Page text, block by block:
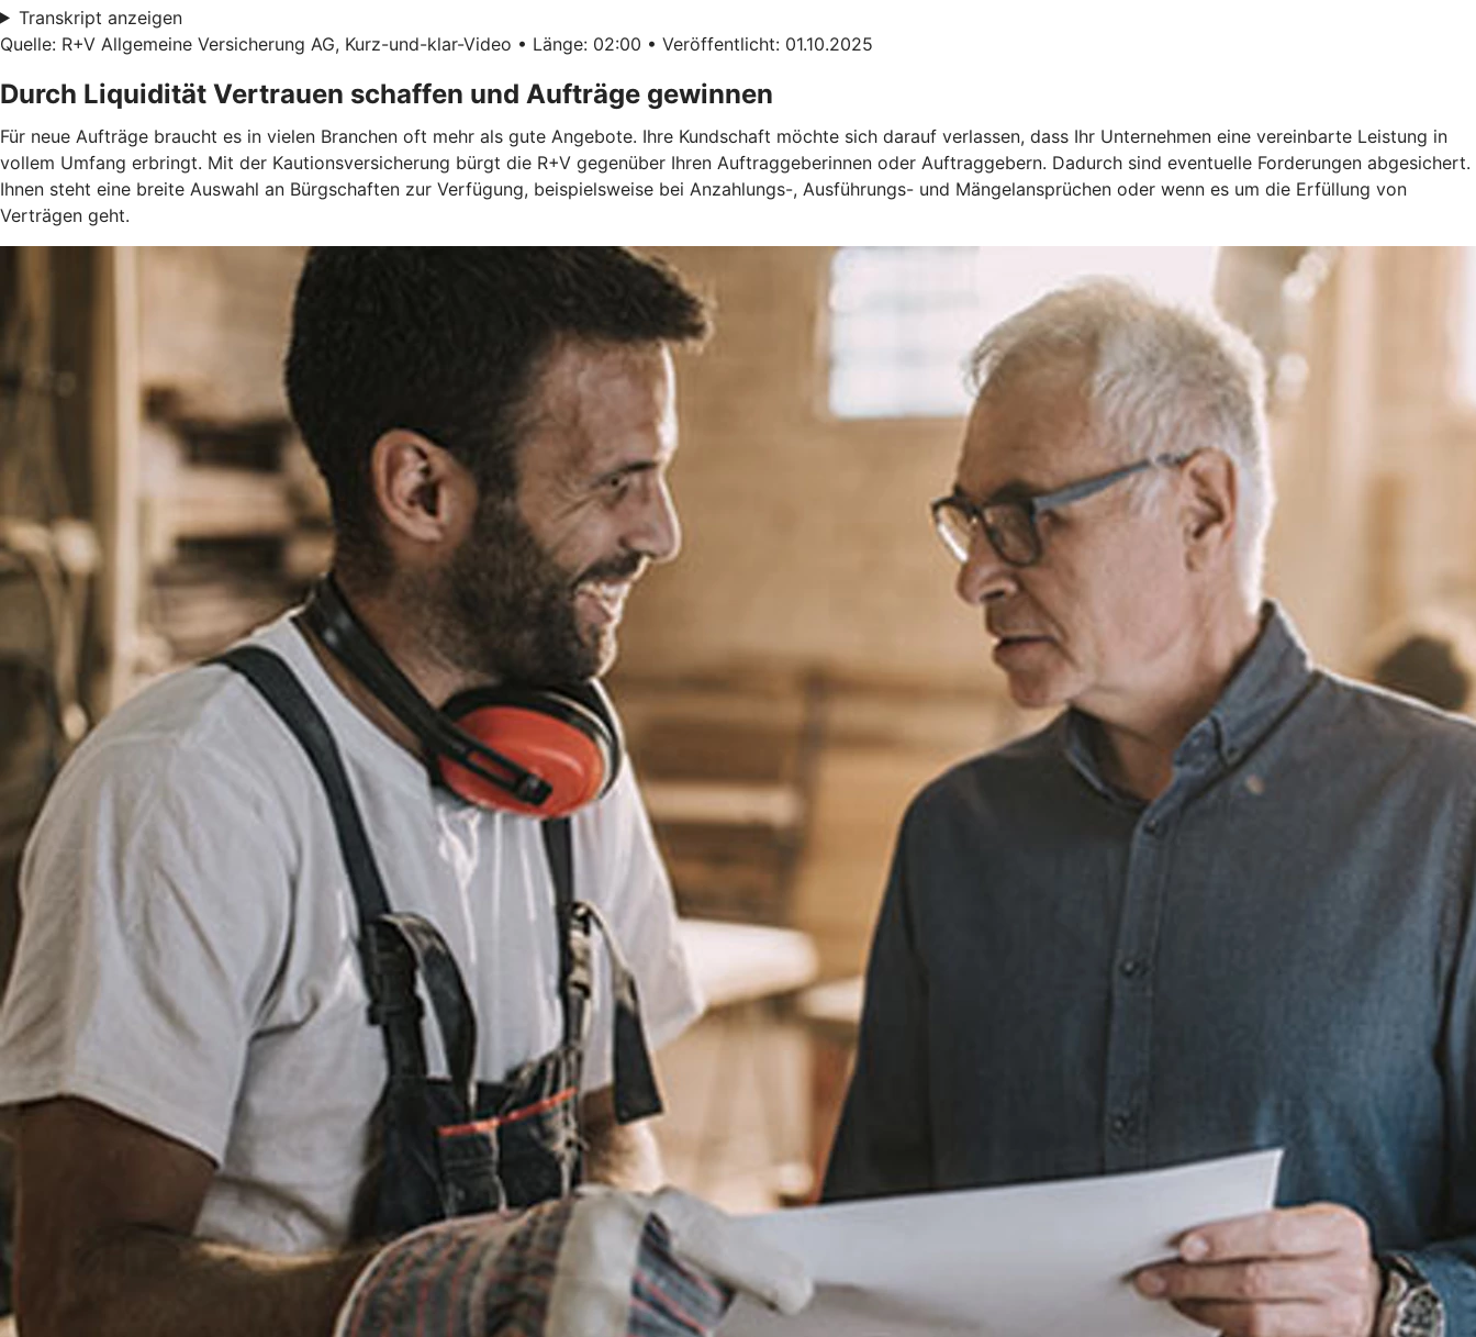
Transkript anzeigen
Quelle: R+V Allgemeine Versicherung AG, Kurz-und-klar-Video • Länge: 02:00 • Veröffentlicht: 01.10.2025
Durch Liquidität Vertrauen schaffen und Aufträge gewinnen
Für neue Aufträge braucht es in vielen Branchen oft mehr als gute Angebote. Ihre Kundschaft möchte sich darauf verlassen, dass Ihr Unternehmen eine vereinbarte Leistung in
vollem Umfang erbringt. Mit der Kautionsversicherung bürgt die R+V gegenüber Ihren Auftraggeberinnen oder Auftraggebern. Dadurch sind eventuelle Forderungen abgesichert.
Ihnen steht eine breite Auswahl an Bürgschaften zur Verfügung, beispielsweise bei Anzahlungs-, Ausführungs- und Mängelansprüchen oder wenn es um die Erfüllung von
Verträgen geht.